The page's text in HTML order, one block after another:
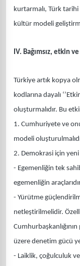
kurtarmalı, Türk
kültür modeli
IV. Bağımsız, etkin
Türkiye artık kopya
kodlarına dayalı
oluşturmalıdır. Bu
1. Cumhuriyete ve
modeli
2. Demokrasi için
- Egemenliğin tek
egemenliğin
- Yürütme
netleştirilmelidir.
üzere denetim gücü
- Laiklik, çoğulculuk